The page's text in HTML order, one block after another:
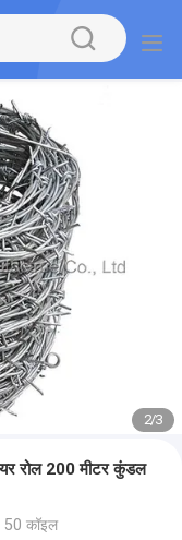
2/3
रोल 200 मीटर कुंडल
50 कॉइल